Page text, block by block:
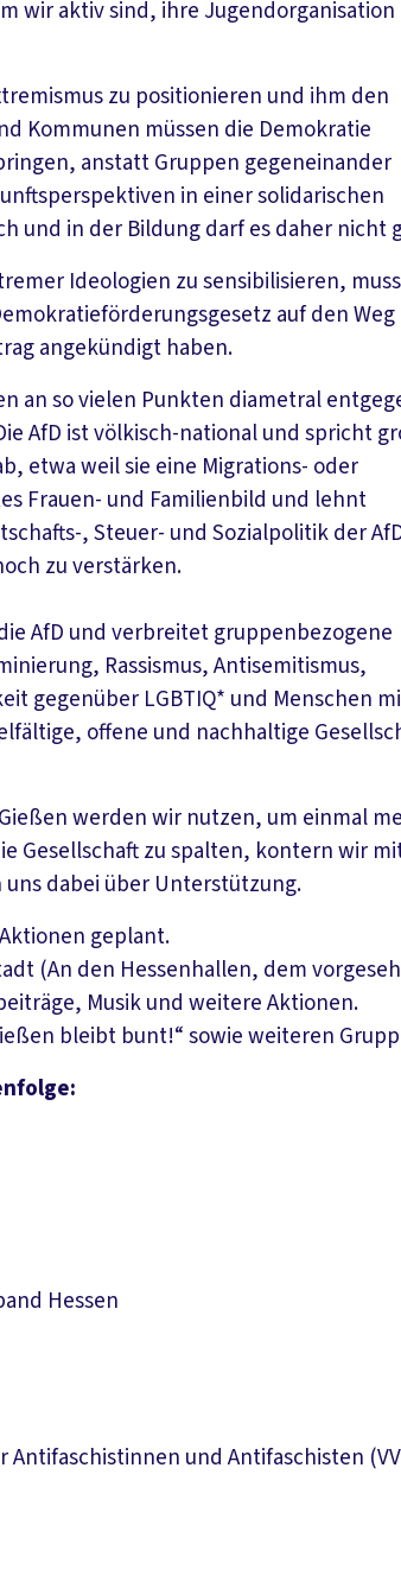
wir aktiv sind, ihre Jugendorganisation
zu positionieren und ihm den
Kommunen müssen die Demokratie
anstatt Gruppen gegeneinander
in einer solidarischen
und in der Bildung darf es daher nicht
Ideologien zu sensibilisieren,
auf den Weg
angekündigt haben.
an so vielen Punkten diametral
AfD ist völkisch-national und spricht
etwa weil sie eine Migrations- oder
Frauen- und Familienbild und lehnt
, Steuer- und Sozialpolitik der
zu verstärken.
AfD und verbreitet gruppenbezogene
Rassismus, Antisemitismus,
gegenüber LGBTIQ* und Menschen
offene und nachhaltige
werden wir nutzen, um einmal
Gesellschaft zu spalten, kontern wir
dabei über Unterstützung.
geplant.
(An den Hessenhallen, dem
Musik und weitere Aktionen.
bleibt bunt!“ sowie weiteren
Hessen
und Antifaschisten